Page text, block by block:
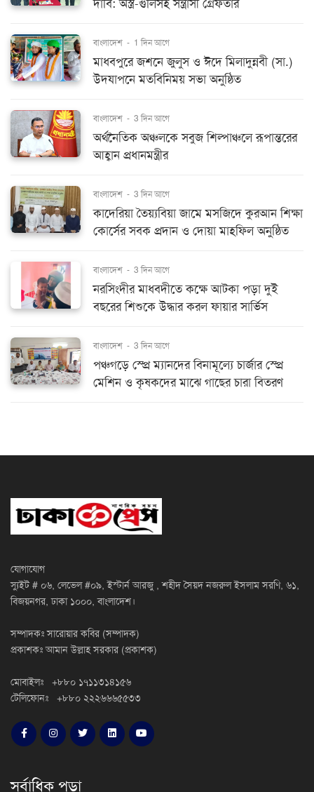
দাবি: অস্ত্র-গুলিসহ সন্ত্রাসী গ্রেফতার
বাংলাদেশ - 1 দিন আগে
মাধবপুরে জশনে জুলুস ও ঈদে মিলাদুন্নবী (সা.)
উদযাপনে মতবিনিময় সভা অনুষ্ঠিত
বাংলাদেশ - 3 দিন আগে
অর্থনৈতিক অঞ্চলকে সবুজ শিল্পাঞ্চলে রূপান্তরের
আহ্বান প্রধানমন্ত্রীর
বাংলাদেশ - 3 দিন আগে
কাদেরিয়া তৈয়্যবিয়া জামে মসজিদে কুরআন শিক্ষা
কোর্সের সবক প্রদান ও দোয়া মাহফিল অনুষ্ঠিত
বাংলাদেশ - 3 দিন আগে
নরসিংদীর মাধবদীতে কক্ষে আটকা পড়া দুই
বছরের শিশুকে উদ্ধার করল ফায়ার সার্ভিস
বাংলাদেশ - 3 দিন আগে
পঞ্চগড়ে স্প্রে ম্যানদের বিনামূল্যে চার্জার স্প্রে
মেশিন ও কৃষকদের মাঝে গাছের চারা বিতরণ
যোগাযোগ
স্যুইট # ০৬, লেভেল #০৯, ইস্টার্ন আরজু , শহীদ সৈয়দ নজরুল ইসলাম সরণি, ৬১,
বিজয়নগর, ঢাকা ১০০০, বাংলাদেশ।
সম্পাদকঃ সারোয়ার কবির (সম্পাদক)
প্রকাশকঃ আমান উল্লাহ সরকার (প্রকাশক)
মোবাইলঃ +৮৮০ ১৭১১৩১৪১৫৬
টেলিফোনঃ +৮৮০ ২২২৬৬৬৫৫৩৩
সর্বাধিক পড়া